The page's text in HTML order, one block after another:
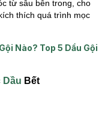
từ sâu bên trong, cho
thích quá trình mọc
Nào? Top 5 Dầu Gội
Dầu Bết